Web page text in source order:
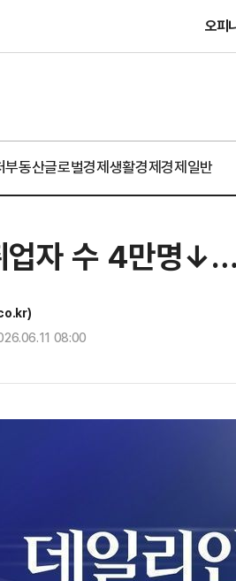
오피
부동산글로벌경제생활경제경제일반
자 수 4만명
08:00